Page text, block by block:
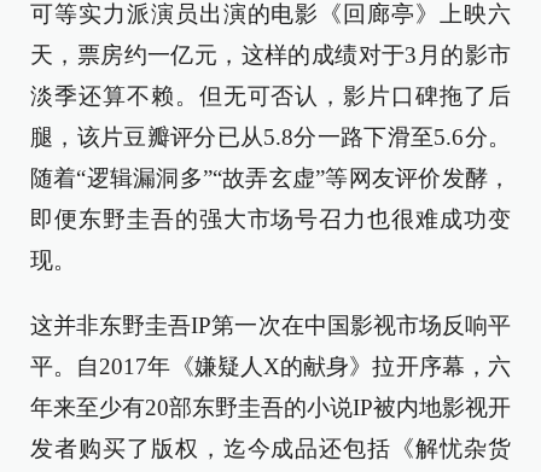
可等实力派演员出演的电影《回廊亭》上映六
天，票房约一亿元，这样的成绩对于3月的影市
淡季还算不赖。但无可否认，影片口碑拖了后
腿，该片豆瓣评分已从5.8分一路下滑至5.6分。
随着“逻辑漏洞多”“故弄玄虚”等网友评价发酵，
即便东野圭吾的强大市场号召力也很难成功变
现。
这并非东野圭吾IP第一次在中国影视市场反响平
平。自2017年《嫌疑人X的献身》拉开序幕，六
年来至少有20部东野圭吾的小说IP被内地影视开
发者购买了版权，迄今成品还包括《解忧杂货